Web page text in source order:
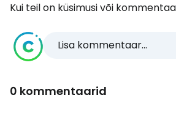
Kui teil on küsimusi või
Lisa kommentaar...
0 kommentaarid